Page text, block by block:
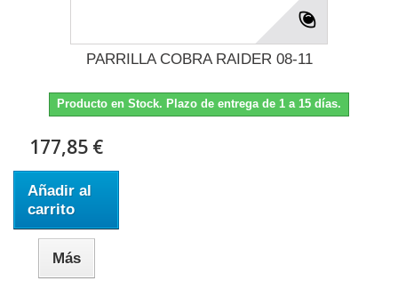
PARRILLA COBRA RAIDER 08-11
Producto en Stock. Plazo de entrega de 1 a 15 días.
177,85 €
Añadir al
carrito
Más